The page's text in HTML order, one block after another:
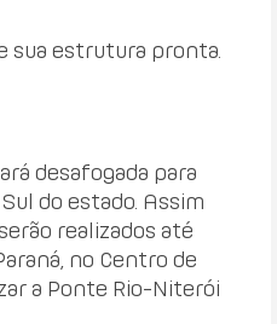
sua estrutura pronta.
desafogada para
do estado. Assim
realizados até
no Centro de
a Ponte Rio-Niterói